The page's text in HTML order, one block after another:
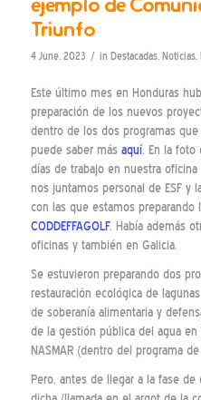
Triunfo
4 June, 2023 / in Destacadas, Noticias,
Este último mes en Honduras
preparación de los nuevos
dentro de los dos programas
puede saber más aquí. En la foto
días de trabajo en nuestra
nos juntamos personal de ESF y
con las que estamos preparando
CODDEFFAGOLF. Había además
oficinas y también en Galicia.
Se estuvieron preparando dos
restauración ecológica de
de soberanía alimentaria y
de la gestión pública del agua en
NASMAR (dentro del programa
Pero, antes de llegar a la fase